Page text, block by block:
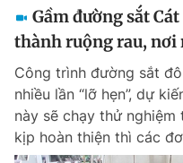
Gầm đường sắt
thành ruộng rau, nơi
Công trình đường sắt
nhiều lần “lỡ hẹn”, dự
này sẽ chạy thử
kịp hoàn thiện thì các